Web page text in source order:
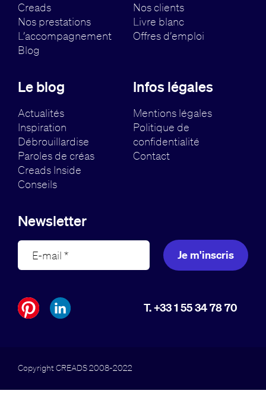
Creads
Nos prestations
L’accompagnement
Blog
Nos clients
Livre blanc
Offres d’emploi
Le blog
Actualités
Inspiration
Débrouillardise
Paroles de créas
Creads Inside
Conseils
Infos légales
Mentions légales
Politique de
confidentialité
Contact
Newsletter
Je m'inscris
T. +33 1 55 34 78 70
Copyright CREADS 2008-2022